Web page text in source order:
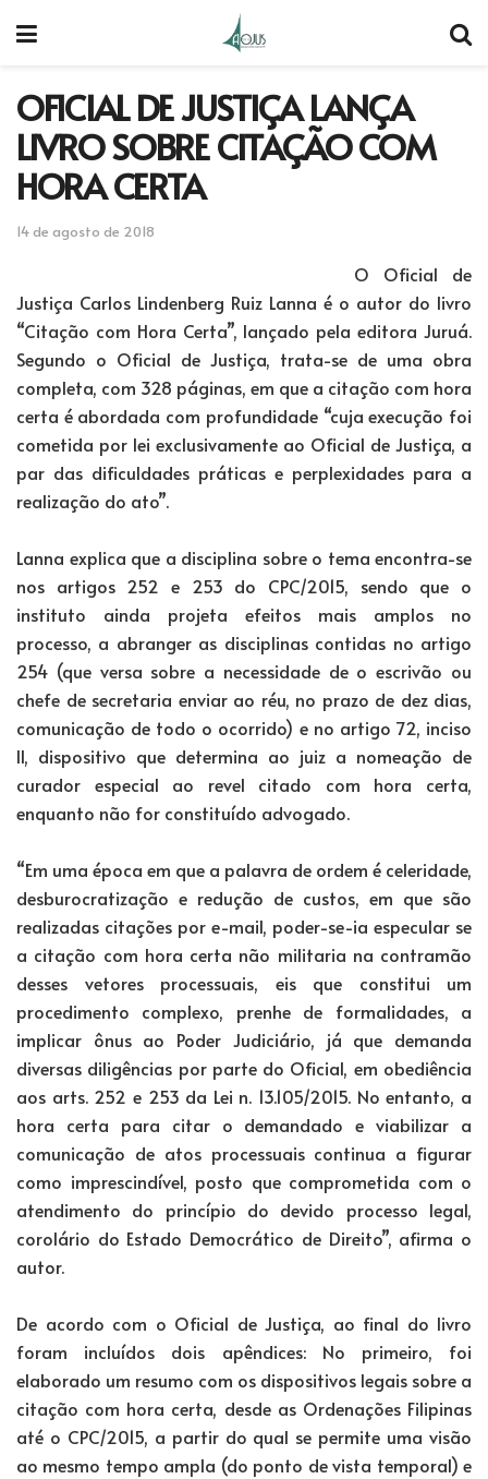
OFICIAL DE JUSTIÇA LANÇA
LIVRO SOBRE CITAÇÃO COM
HORA CERTA
14 de agosto de 2018
O Oficial de
Justiça Carlos Lindenberg Ruiz Lanna é o autor do livro
“Citação com Hora Certa”, lançado pela editora Juruá.
Segundo o Oficial de Justiça, trata-se de uma obra
completa, com 328 páginas, em que a citação com hora
certa é abordada com profundidade “cuja execução foi
cometida por lei exclusivamente ao Oficial de Justiça, a
par das dificuldades práticas e perplexidades para a
realização do ato”.
Lanna explica que a disciplina sobre o tema encontra-se
nos artigos 252 e 253 do CPC/2015, sendo que o
instituto ainda projeta efeitos mais amplos no
processo, a abranger as disciplinas contidas no artigo
254 (que versa sobre a necessidade de o escrivão ou
chefe de secretaria enviar ao réu, no prazo de dez dias,
comunicação de todo o ocorrido) e no artigo 72, inciso
II, dispositivo que determina ao juiz a nomeação de
curador especial ao revel citado com hora certa,
enquanto não for constituído advogado.
“Em uma época em que a palavra de ordem é celeridade,
desburocratização e redução de custos, em que são
realizadas citações por e-mail, poder-se-ia especular se
a citação com hora certa não militaria na contramão
desses vetores processuais, eis que constitui um
procedimento complexo, prenhe de formalidades, a
implicar ônus ao Poder Judiciário, já que demanda
diversas diligências por parte do Oficial, em obediência
aos arts. 252 e 253 da Lei n. 13.105/2015. No entanto, a
hora certa para citar o demandado e viabilizar a
comunicação de atos processuais continua a figurar
como imprescindível, posto que comprometida com o
atendimento do princípio do devido processo legal,
corolário do Estado Democrático de Direito”, afirma o
autor.
De acordo com o Oficial de Justiça, ao final do livro
foram incluídos dois apêndices: No primeiro, foi
elaborado um resumo com os dispositivos legais sobre a
citação com hora certa, desde as Ordenações Filipinas
até o CPC/2015, a partir do qual se permite uma visão
ao mesmo tempo ampla (do ponto de vista temporal) e